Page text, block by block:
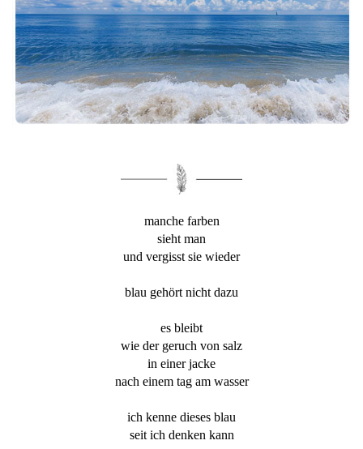
manche farben
sieht man
und vergisst sie wieder
blau gehört nicht dazu
es bleibt
wie der geruch von salz
in einer jacke
nach einem tag am wasser
ich kenne dieses blau
seit ich denken kann